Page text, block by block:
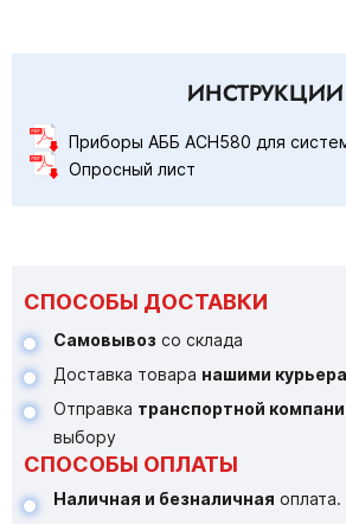
ИНСТРУКЦИИ
Приборы АББ ACH580 для
Опросный лист
СПОСОБЫ ДОСТАВКИ
Самовывоз со склада
Доставка товара нашими
Отправка транспортной
выбору
СПОСОБЫ ОПЛАТЫ
Наличная и безналичная оплата.